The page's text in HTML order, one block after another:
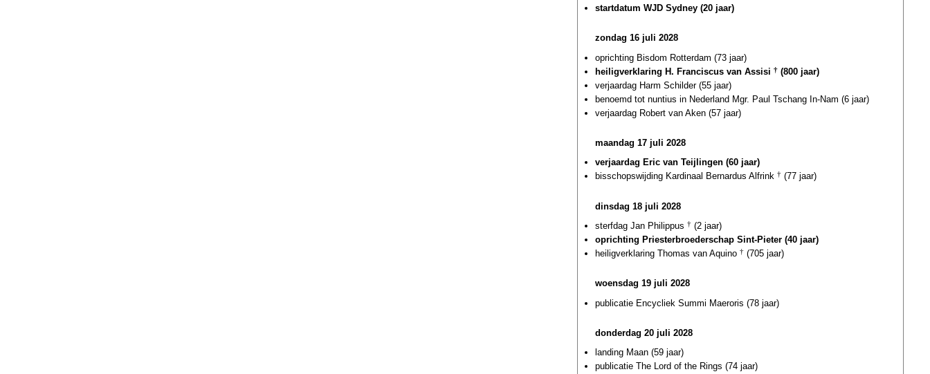
startdatum WJD Sydney (20 jaar)
zondag 16 juli 2028
oprichting Bisdom Rotterdam (73 jaar)
heiligverklaring H. Franciscus van Assisi † (800 jaar)
verjaardag Harm Schilder (55 jaar)
benoemd tot nuntius in Nederland Mgr. Paul Tschang In-Nam (6 jaar)
verjaardag Robert van Aken (57 jaar)
maandag 17 juli 2028
verjaardag Eric van Teijlingen (60 jaar)
bisschopswijding Kardinaal Bernardus Alfrink † (77 jaar)
dinsdag 18 juli 2028
sterfdag Jan Philippus † (2 jaar)
oprichting Priesterbroederschap Sint-Pieter (40 jaar)
heiligverklaring Thomas van Aquino † (705 jaar)
woensdag 19 juli 2028
publicatie Encycliek Summi Maeroris (78 jaar)
donderdag 20 juli 2028
landing Maan (59 jaar)
publicatie The Lord of the Rings (74 jaar)